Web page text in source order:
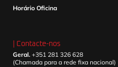
Horário Oficina
| Contacte-nos
Geral. +351 281 326 628
(Chamada para a rede fixa nacional)